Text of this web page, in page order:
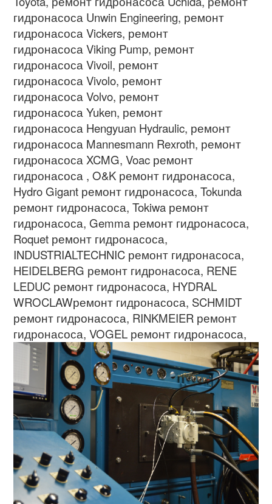
гидронасоса Unwin Engineering, ремонт
гидронасосаVickers, ремонт
гидронасосаViking Pump, ремонт
гидронасосаVivoil, ремонт
гидронасосаVivolo, ремонт
гидронасосаVolvo, ремонт
гидронасосаYuken, ремонт
гидронасоса Hengyuan Hydraulic, ремонт
гидронасоса Mannesmann Rexroth, ремонт
гидронасоса XCMG, Voac ремонт
гидронасоса , O&K ремонт гидронасоса,
Hydro Gigant ремонт гидронасоса, Tokunda
ремонт гидронасоса, Tokiwa ремонт
гидронасоса, Gemma ремонт гидронасоса,
Roquet ремонт гидронасоса,
INDUSTRIALTECHNIC ремонт гидронасоса,
HEIDELBERG ремонт гидронасоса, RENE
LEDUC ремонт гидронасоса, HYDRAL
WROCLAWремонт гидронасоса, SCHMIDT
ремонт гидронасоса, RINKMEIER ремонт
гидронасоса,VOGEL ремонт гидронасоса,